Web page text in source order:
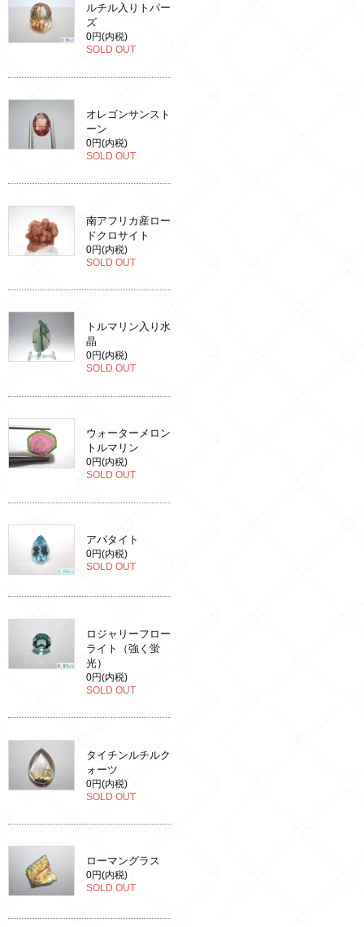
ルチル入りトパー
ズ
0円(内税)
SOLD OUT
オレゴンサンスト
ーン
0円(内税)
SOLD OUT
南アフリカ産ロー
ドクロサイト
0円(内税)
SOLD OUT
トルマリン入り水
晶
0円(内税)
SOLD OUT
ウォーターメロン
トルマリン
0円(内税)
SOLD OUT
アパタイト
0円(内税)
SOLD OUT
ロジャリーフロー
ライト（強く蛍
光）
0円(内税)
SOLD OUT
タイチンルチルク
ォーツ
0円(内税)
SOLD OUT
ローマングラス
0円(内税)
SOLD OUT